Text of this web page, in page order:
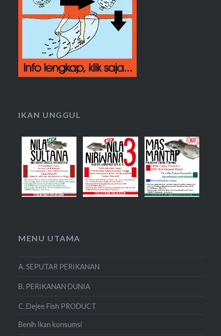
IKAN UNGGUL
MENU UTAMA
A. SEPUTAR PERIKANAN
B. PERIKANAN DUNIA
C. Dejee Fish PRODUCT
Benih Ikan konsumsi